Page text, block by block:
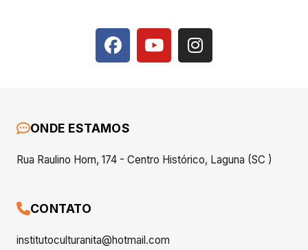
ONDE ESTAMOS
Rua Raulino Horn, 174 - Centro Histórico, Laguna (SC )
CONTATO
institutoculturanita@hotmail.com